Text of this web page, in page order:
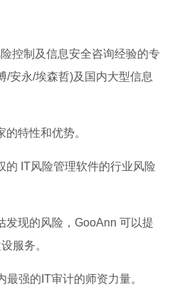
控制及信息安全咨询经验的专
/安永/埃森哲)及国内大型信息
特性和优势。
的 IT风险管理软件的行业风险
发现的风险，GooAnn 可以提
服务。
强的IT审计的师资力量。